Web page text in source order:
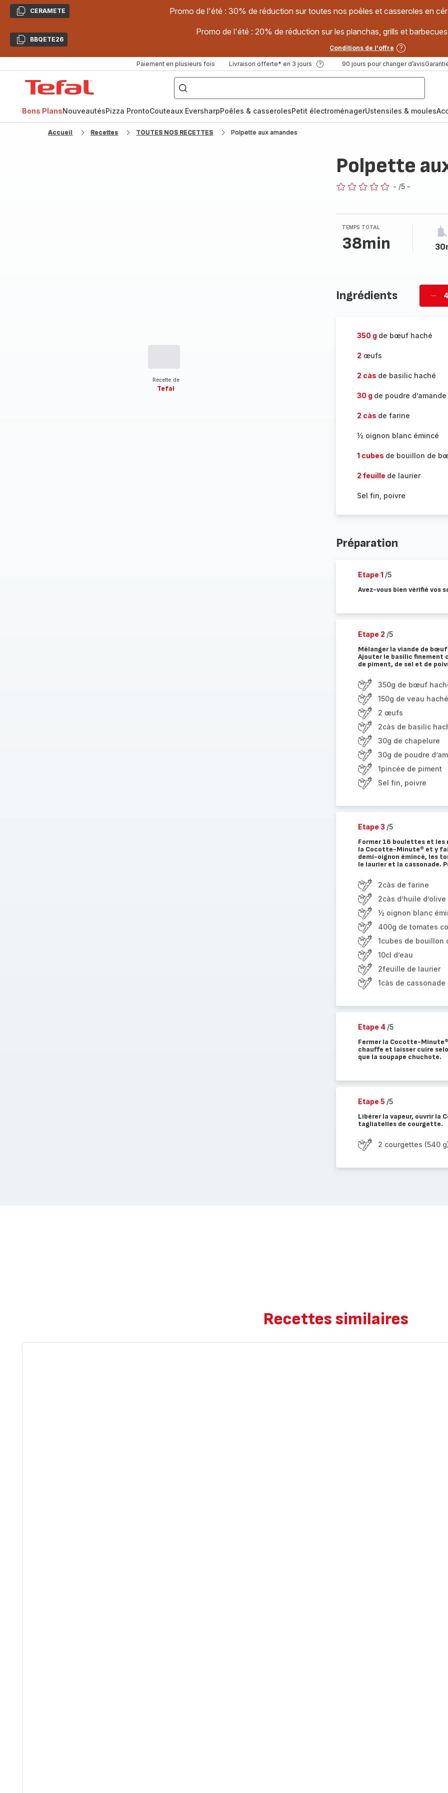
CopierCERAMETE Promo de l'été : 30% de réduction sur toutes nos poêles et casseroles en
CopierBBQETE26
Promo de l'été : 20% de réduction sur les planchas, grills et
Conditions de l'offre
Paiement en plusieurs fois Livraison offerte* en 3 jours 90 jours pour changer d’avis
["Poêles
inox,
Cake
Factory,
Bons PlansNouveautésPizza ProntoCouteaux EversharpPoêles & casserolesPetit électroménagerUstensiles & moules
Accueil Recettes TOUTES NOS RECETTES Polpette aux amandes
Recette de
Tefal
Polpette
- /5 -
TEMPS TOTAL
38min
Ingrédients
350 g de bœuf haché
2 œufs
2 càs de basilic haché
30 g de poudre d’amande
2 càs de farine
½ oignon blanc émincé
1 cubes de bouillon de
2 feuille de laurier
Sel fin, poivre
Préparation
Etape 1 /5
Avez-vous bien vérifié vos
Etape 2 /5
Mélanger la viande de
Ajouter le basilic finement
de piment, de sel et de
350g de bœuf
150g de veau haché
2 œufs
2càs de basilic
30g de chapelure
30g de poudre
1pincée de piment
Sel fin, poivre
Etape 3 /5
Former 16 boulettes et les
la Cocotte-Minute® et y
demi-oignon émincé, les
le laurier et la cassonade.
2càs de farine
2càs d’huile d’olive
½ oignon blanc
400g de tomates
1cubes de
10cl d’eau
2feuille de laurier
1càs de cassonade
Etape 4 /5
Fermer la Cocotte-
chauffe et laisser cuire
que la soupape chuchote.
Etape 5 /5
Libérer la vapeur, ouvrir la
tagliatelles de courgette.
2 courgettes (540
Recettes similaires